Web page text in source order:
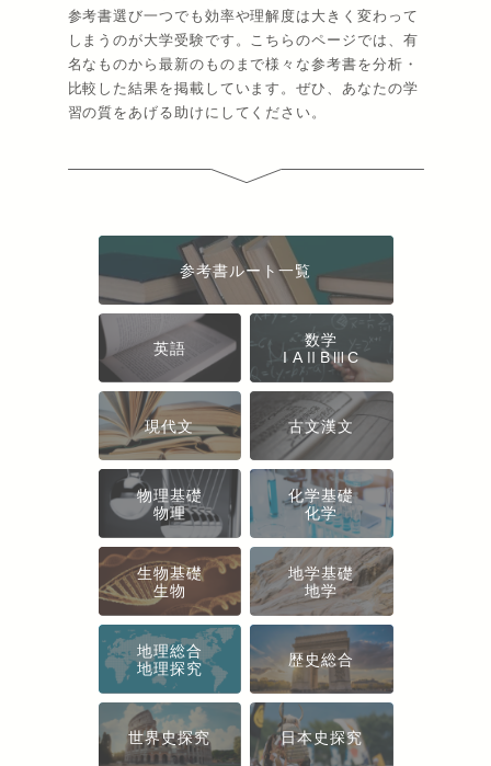
参考書選び一つでも効率や理解度は大きく変わって
しまうのが大学受験です。こちらのページでは、有
名なものから最新のものまで様々な参考書を分析・
比較した結果を掲載しています。ぜひ、あなたの学
習の質をあげる助けにしてください。
参考書ルート一覧
英語
数学
I AⅡBⅢC
現代文 古文漢文
物理基礎
物理
化学基礎
化学
生物基礎
生物
地学基礎
地学
地理総合
地理探究
歴史総合
世界史探究 日本史探究